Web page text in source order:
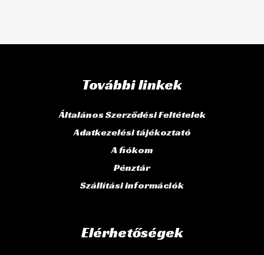
További linkek
Általános Szerződési Feltételek
Adatkezelési tájékoztató
A fiókom
Pénztár
Szállítási információk
Elérhetőségek